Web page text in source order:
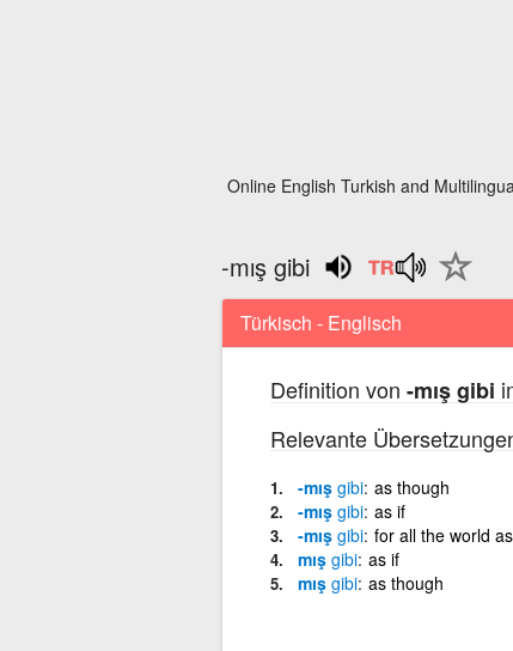
Online English Turkish and
-mış gibi
Türkisch - Englisch
Definition von -mış gibi
Relevante
-mış gibi as though
-mış gibi as if
-mış gibi for all the world
mış gibi as if
mış gibi as though